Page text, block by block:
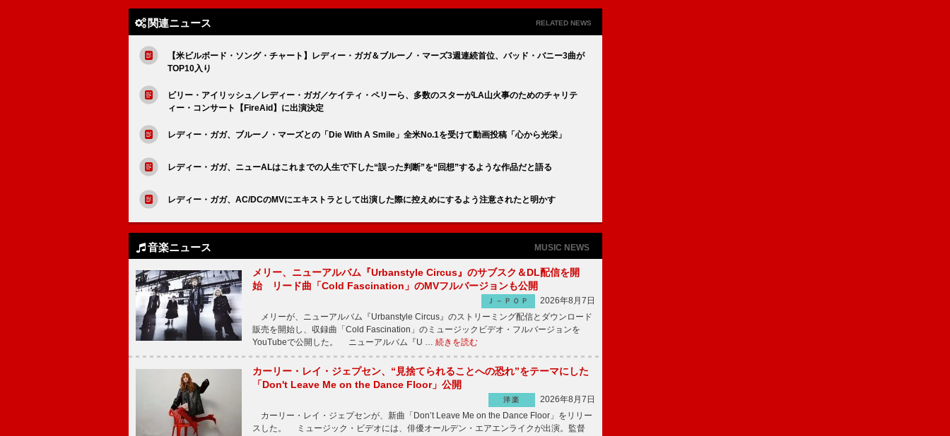
関連ニュース RELATED NEWS
【米ビルボード・ソング・チャート】レディー・ガガ＆ブルーノ・マーズ3週連続首位、バッド・バニー3曲が
TOP10入り
ビリー・アイリッシュ／レディー・ガガ／ケイティ・ペリーら、多数のスターがLA山火事のためのチャリテ
ィー・コンサート【FireAid】に出演決定
レディー・ガガ、ブルーノ・マーズとの「Die With A Smile」全米No.1を受けて動画投稿「心から光栄」
レディー・ガガ、ニューALはこれまでの人生で下した“誤った判断”を“回想”するような作品だと語る
レディー・ガガ、AC/DCのMVにエキストラとして出演した際に控えめにするよう注意されたと明かす
音楽ニュース MUSIC NEWS
メリー、ニューアルバム『Urbanstyle Circus』のサブスク＆DL配信を開
始 リード曲「Cold Fascination」のMVフルバージョンも公開
Ｊ－ＰＯＰ
2026年8月7日
メリーが、ニューアルバム『Urbanstyle Circus』のストリーミング配信とダウンロード
販売を開始し、収録曲「Cold Fascination」のミュージックビデオ・フルバージョンを
YouTubeで公開した。 ニューアルバム『U … 続きを読む
カーリー・レイ・ジェプセン、“見捨てられることへの恐れ”をテーマにした
「Don't Leave Me on the Dance Floor」公開
洋楽
2026年8月7日
カーリー・レイ・ジェプセンが、新曲「Don’t Leave Me on the Dance Floor」をリリー
スした。 ミュージック・ビデオには、俳優オールデン・エアエンライクが出演。監督